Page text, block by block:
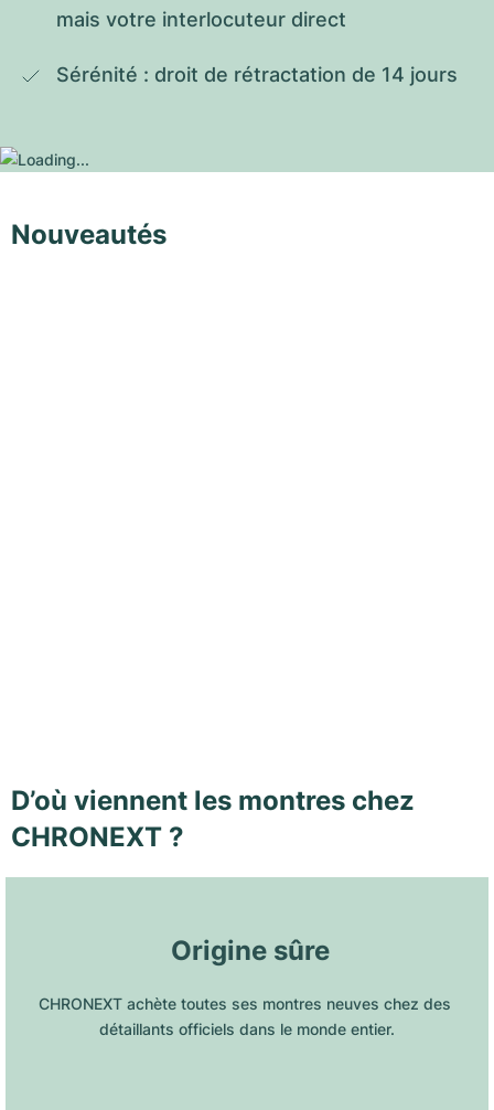
mais votre interlocuteur direct
Sérénité : droit de rétractation de 14 jours
Nouveautés
D’où viennent les montres chez
CHRONEXT ?
Origine sûre
CHRONEXT achète toutes ses montres neuves chez des
détaillants officiels dans le monde entier.